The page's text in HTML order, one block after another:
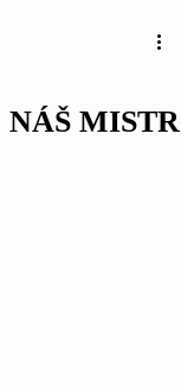
MISTR